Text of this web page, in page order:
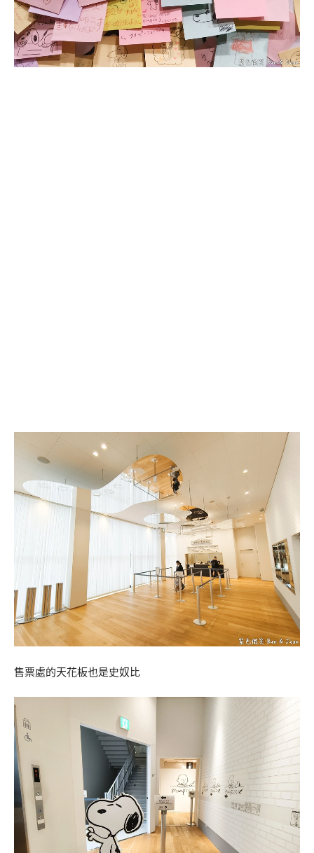
售票處的天花板也是史奴比